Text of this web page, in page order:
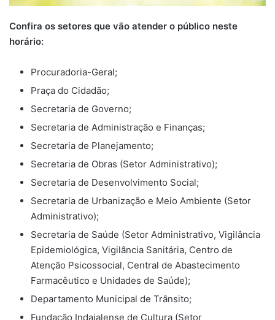
Confira os setores que vão atender o público neste
horário:
Procuradoria-Geral;
Praça do Cidadão;
Secretaria de Governo;
Secretaria de Administração e Finanças;
Secretaria de Planejamento;
Secretaria de Obras (Setor Administrativo);
Secretaria de Desenvolvimento Social;
Secretaria de Urbanização e Meio Ambiente (Setor
Administrativo);
Secretaria de Saúde (Setor Administrativo, Vigilância
Epidemiológica, Vigilância Sanitária, Centro de
Atenção Psicossocial, Central de Abastecimento
Farmacêutico e Unidades de Saúde);
Departamento Municipal de Trânsito;
Fundação Indaialense de Cultura (Setor